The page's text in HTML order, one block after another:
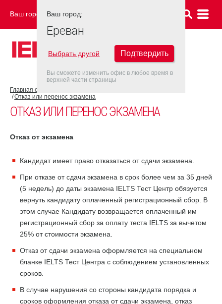
Ваш город: ЕРЕВАН
Главная страница
Отказ или перенос экзамена
ОТКАЗ ИЛИ ПЕРЕНОС ЭКЗАМЕНА
Отказ от экзамена
Кандидат имеет право отказаться от сдачи экзамена.
При отказе от сдачи экзамена в срок более чем за 35 дней
(5 недель) до даты экзамена IELTS Тест Центр обязуется
вернуть кандидату оплаченный регистрационный сбор. В
этом случае Кандидату возвращается оплаченный им
регистрационный сбор за оплату теста IELTS за вычетом
25% от стоимости экзамена.
Отказ от сдачи экзамена оформляется на специальном
бланке IELTS Тест Центра с соблюдением установленных
сроков.
В случае нарушения со стороны кандидата порядка и
сроков оформления отказа от сдачи экзамена, отказ
Ваш город:
Ереван
Выбрать другой Подтвердить
Вы сможете изменить офис в любое время в
верхней части страницы